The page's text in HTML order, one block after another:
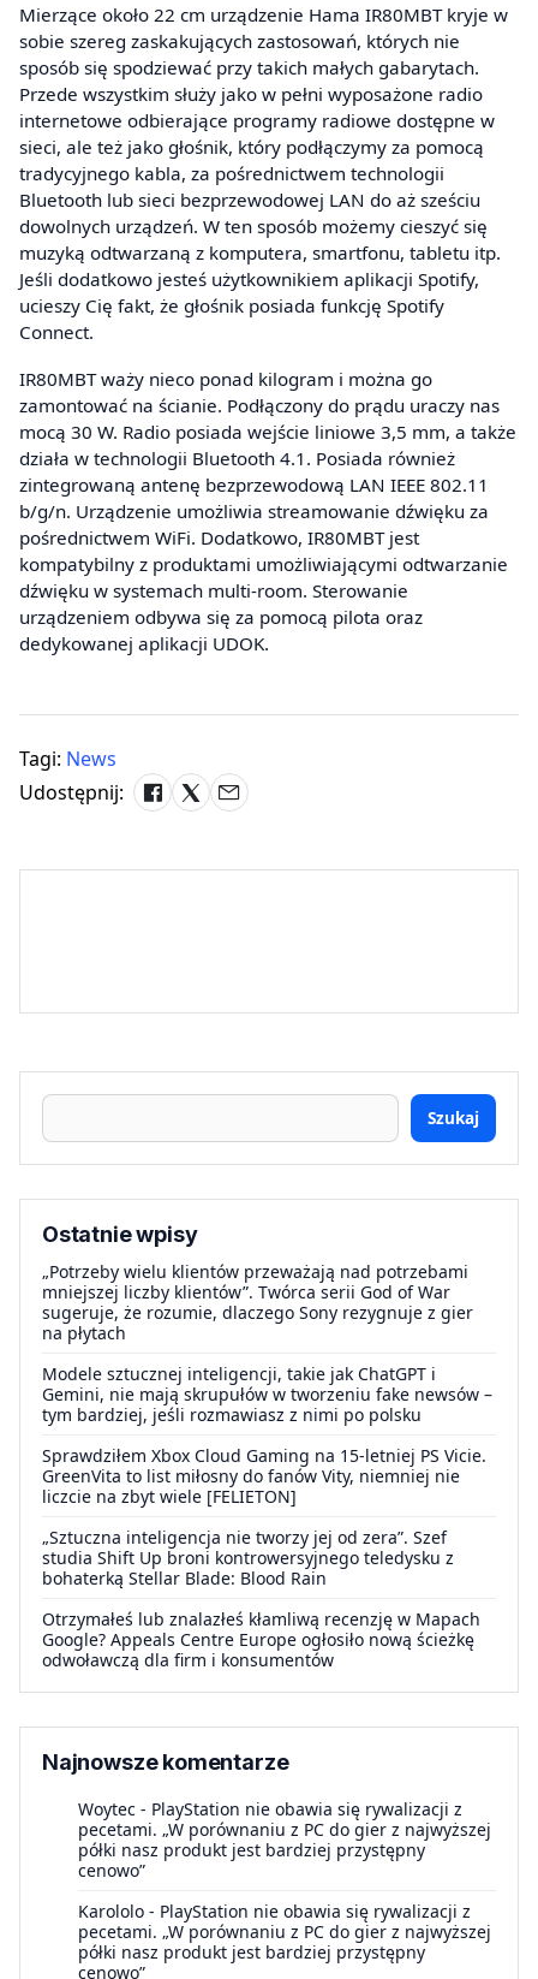
Mierzące około 22 cm urządzenie Hama IR80MBT kryje w
sobie szereg zaskakujących zastosowań, których nie
sposób się spodziewać przy takich małych gabarytach.
Przede wszystkim służy jako w pełni wyposażone radio
internetowe odbierające programy radiowe dostępne w
sieci, ale też jako głośnik, który podłączymy za pomocą
tradycyjnego kabla, za pośrednictwem technologii
Bluetooth lub sieci bezprzewodowej LAN do aż sześciu
dowolnych urządzeń. W ten sposób możemy cieszyć się
muzyką odtwarzaną z komputera, smartfonu, tabletu itp.
Jeśli dodatkowo jesteś użytkownikiem aplikacji Spotify,
ucieszy Cię fakt, że głośnik posiada funkcję Spotify
Connect.
IR80MBT waży nieco ponad kilogram i można go
zamontować na ścianie. Podłączony do prądu uraczy nas
mocą 30 W. Radio posiada wejście liniowe 3,5 mm, a także
działa w technologii Bluetooth 4.1. Posiada również
zintegrowaną antenę bezprzewodową LAN IEEE 802.11
b/g/n. Urządzenie umożliwia streamowanie dźwięku za
pośrednictwem WiFi. Dodatkowo, IR80MBT jest
kompatybilny z produktami umożliwiającymi odtwarzanie
dźwięku w systemach multi-room. Sterowanie
urządzeniem odbywa się za pomocą pilota oraz
dedykowanej aplikacji UDOK.
Tagi: News
Udostępnij:
Szukaj
Ostatnie wpisy
„Potrzeby wielu klientów przeważają nad potrzebami
mniejszej liczby klientów”. Twórca serii God of War
sugeruje, że rozumie, dlaczego Sony rezygnuje z gier
na płytach
Modele sztucznej inteligencji, takie jak ChatGPT i
Gemini, nie mają skrupułów w tworzeniu fake newsów –
tym bardziej, jeśli rozmawiasz z nimi po polsku
Sprawdziłem Xbox Cloud Gaming na 15-letniej PS Vicie.
GreenVita to list miłosny do fanów Vity, niemniej nie
liczcie na zbyt wiele [FELIETON]
„Sztuczna inteligencja nie tworzy jej od zera”. Szef
studia Shift Up broni kontrowersyjnego teledysku z
bohaterką Stellar Blade: Blood Rain
Otrzymałeś lub znalazłeś kłamliwą recenzję w Mapach
Google? Appeals Centre Europe ogłosiło nową ścieżkę
odwoławczą dla firm i konsumentów
Najnowsze komentarze
Woytec - PlayStation nie obawia się rywalizacji z
pecetami. „W porównaniu z PC do gier z najwyższej
półki nasz produkt jest bardziej przystępny
cenowo”
Karololo - PlayStation nie obawia się rywalizacji z
pecetami. „W porównaniu z PC do gier z najwyższej
półki nasz produkt jest bardziej przystępny
cenowo”